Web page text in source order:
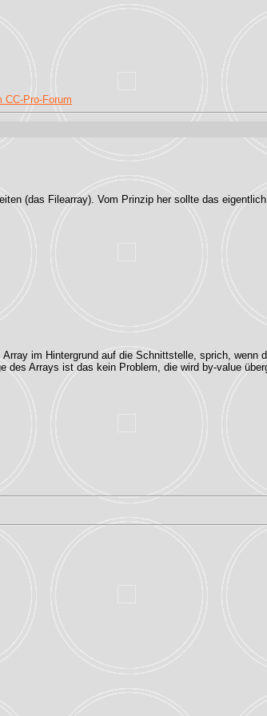
CC-Pro-Forum
(das Filearray). Vom Prinzip her sollte das
im Hintergrund auf die Schnittstelle, sprich,
Arrays ist das kein Problem, die wird by-value